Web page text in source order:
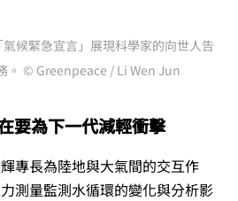
候緊急宣言」展現科學家的向世人告
。 © Greenpeace / Li Wen Jun
要為下一代減輕衝擊
專長為陸地與大氣間的交互作
測量監測水循環的變化與分析影